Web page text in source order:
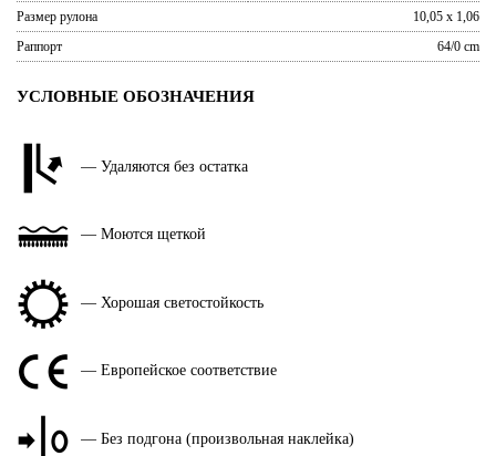
Размер рулона
10,05 x 1,06
Раппорт
64/0 cm
УСЛОВНЫЕ ОБОЗНАЧЕНИЯ
— Удаляются без остатка
— Моются щеткой
— Хорошая светостойкость
— Европейское соответствие
— Без подгона (произвольная наклейка)